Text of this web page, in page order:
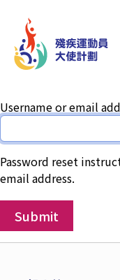
Primary tabs
Username or email
Password reset
email address.